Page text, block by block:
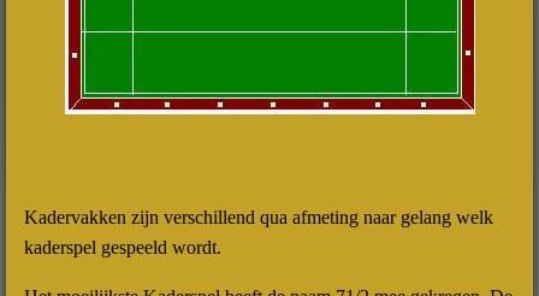
Kadervakken zijn verschillend qua afmeting naar gelang welk
kaderspel gespeeld wordt.